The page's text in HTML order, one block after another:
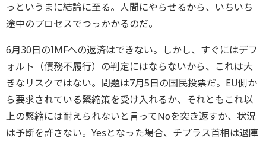
っというまに結論に至る。人間にやらせるから、いちいち
途中のプロセスでつっかかるのだ。
6月30日のIMFへの返済はできない。しかし、すぐにはデフ
ォルト（債務不履行）の判定にはならないから、これは大
きなリスクではない。問題は7月5日の国民投票だ。EU側か
ら要求されている緊縮策を受け入れるか、それともこれ以
上の緊縮には耐えられないと言ってNoを突き返すか、状況
は予断を許さない。Yesとなった場合、チプラス首相は退陣